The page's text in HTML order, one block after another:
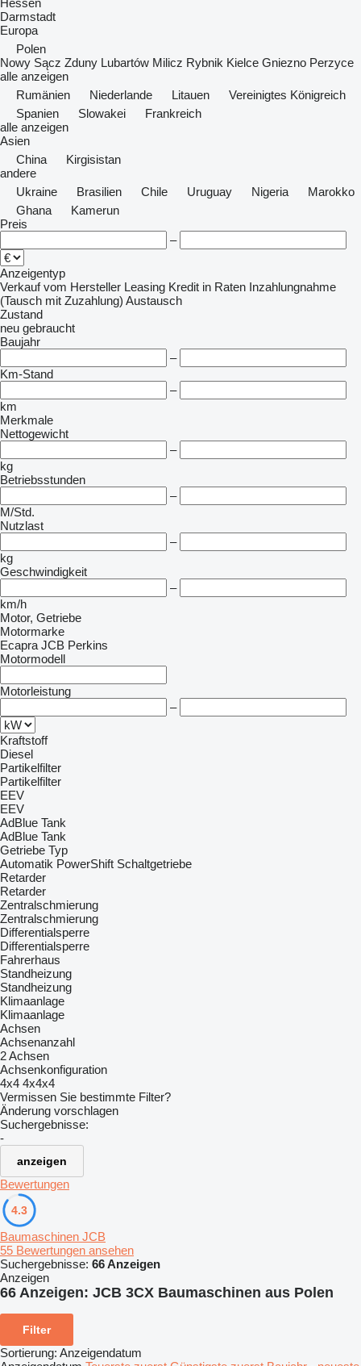
Hessen
Darmstadt
Europa
Polen
Nowy Sącz Zduny Lubartów Milicz Rybnik Kielce Gniezno Perzyce
alle anzeigen
Rumänien
Niederlande Litauen
Vereinigtes Königreich
Spanien
Slowakei
Frankreich
alle anzeigen
Asien
China
Kirgisistan
andere
Ukraine
Brasilien Chile Uruguay Nigeria
Marokko
Ghana
Kamerun
Preis
–
Anzeigentyp
Verkauf vom Hersteller Leasing Kredit in Raten Inzahlungnahme
(Tausch mit Zuzahlung) Austausch
Zustand
neu gebraucht
Baujahr
–
Km-Stand
–
km
Merkmale
Nettogewicht
–
kg
Betriebsstunden
–
M/Std.
Nutzlast
–
kg
Geschwindigkeit
–
km/h
Motor, Getriebe
Motormarke
Ecapra JCB Perkins
Motormodell
Motorleistung
–
Kraftstoff
Diesel
Partikelfilter
Partikelfilter
EEV
EEV
AdBlue Tank
AdBlue Tank
Getriebe Typ
Automatik PowerShift Schaltgetriebe
Retarder
Retarder
Zentralschmierung
Zentralschmierung
Differentialsperre
Differentialsperre
Fahrerhaus
Standheizung
Standheizung
Klimaanlage
Klimaanlage
Achsen
Achsenanzahl
2 Achsen
Achsenkonfiguration
4x4 4x4x4
Vermissen Sie bestimmte Filter?
Änderung vorschlagen
Suchergebnisse:
-
anzeigen
Bewertungen
4.3
Baumaschinen JCB
55 Bewertungen ansehen
Suchergebnisse: 66 Anzeigen
Anzeigen
66 Anzeigen: JCB 3CX Baumaschinen aus Polen
Filter
Sortierung: Anzeigendatum